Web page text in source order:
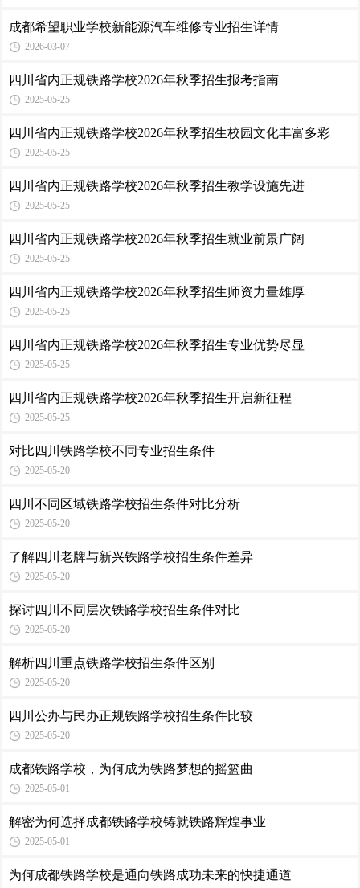
成都希望职业学校新能源汽车维修专业招生详情
2026-03-07
四川省内正规铁路学校2026年秋季招生报考指南
2025-05-25
四川省内正规铁路学校2026年秋季招生校园文化丰富多彩
2025-05-25
四川省内正规铁路学校2026年秋季招生教学设施先进
2025-05-25
四川省内正规铁路学校2026年秋季招生就业前景广阔
2025-05-25
四川省内正规铁路学校2026年秋季招生师资力量雄厚
2025-05-25
四川省内正规铁路学校2026年秋季招生专业优势尽显
2025-05-25
四川省内正规铁路学校2026年秋季招生开启新征程
2025-05-25
对比四川铁路学校不同专业招生条件
2025-05-20
四川不同区域铁路学校招生条件对比分析
2025-05-20
了解四川老牌与新兴铁路学校招生条件差异
2025-05-20
探讨四川不同层次铁路学校招生条件对比
2025-05-20
解析四川重点铁路学校招生条件区别
2025-05-20
四川公办与民办正规铁路学校招生条件比较
2025-05-20
成都铁路学校，为何成为铁路梦想的摇篮曲
2025-05-01
解密为何选择成都铁路学校铸就铁路辉煌事业
2025-05-01
为何成都铁路学校是通向铁路成功未来的快捷通道